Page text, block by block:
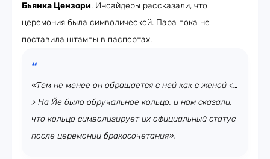
Бьянка Цензори. Инсайдеры рассказали, что
церемония была символической. Пара пока не
поставила штампы в паспортах.
«Тем не менее он обращается с ней как с женой <…
> На Йе было обручальное кольцо, и нам сказали,
что кольцо символизирует их официальный статус
после церемонии бракосочетания»,